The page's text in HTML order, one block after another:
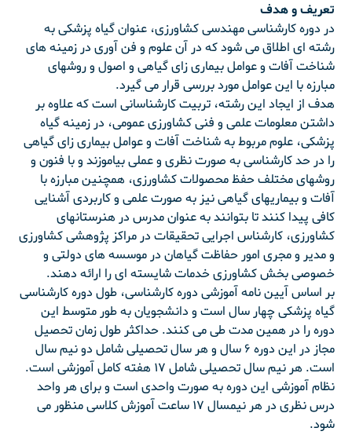
تعریف و هدف
در دوره کارشناسی مهندسی کشاورزی، عنوان گیاه پزشکی به
رشته ای اطلاق می شود که در آن علوم و فن آوری در زمینه های
شناخت آفات و عوامل بیماری زای گیاهی و اصول و روشهای
مبارزه با این عوامل مورد بررسی قرار می گیرد.
هدف از ایجاد این رشته، تربیت کارشناسانی است که علاوه بر
داشتن معلومات علمی و فنی کشاورزی عمومی، در زمینه گیاه
پزشکی، علوم مربوط به شناخت آفات و عوامل بیماری زای گیاهی
را در حد کارشناسی به صورت نظری و عملی بیاموزند و با فنون و
روشهای مختلف حفظ محصولات کشاورزی، همچنین مبارزه با
آفات و بیماریهای گیاهی نیز به صورت علمی و کاربردی آشنایی
کافی پیدا کنند تا بتوانند به عنوان مدرس در هنرستانهای
کشاورزی، کارشناس اجرایی تحقیقات در مراکز پژوهشی کشاورزی
و مدیر و مجری امور حفاظت گیاهان در موسسه های دولتی و
خصوصی بخش کشاورزی خدمات شایسته ای را ارائه دهند.
بر اساس آیین نامه آموزشی دوره کارشناسی، طول دوره کارشناسی
گیاه پزشکی چهار سال است و دانشجویان به طور متوسط این
دوره را در همین مدت طی می کنند. حداکثر طول زمان تحصیل
مجاز در این دوره ۶ سال و هر سال تحصیلی شامل دو نیم سال
است. هر نیم سال تحصیلی شامل ۱۷ هفته کامل آموزشی است.
نظام آموزشی این دوره به صورت واحدی است و برای هر واحد
درس نظری در هر نیمسال ۱۷ ساعت آموزش کلاسی منظور می
شود.